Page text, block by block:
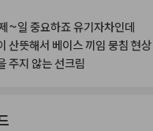
~일 중요하죠유기자차인데
산뜻해서 베이스끼임 뭉침 현상
주지 않는 선크림